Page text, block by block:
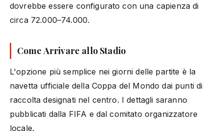
dovrebbe essere configurato con una capienza di
circa 72.000–74.000.
Come Arrivare allo Stadio
L'opzione più semplice nei giorni delle partite è la
navetta ufficiale della Coppa del Mondo dai punti di
raccolta designati nel centro. I dettagli saranno
pubblicati dalla FIFA e dal comitato organizzatore
locale.